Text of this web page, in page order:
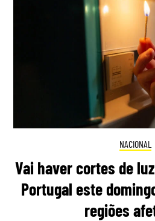
NACIONAL
Vai haver cortes de
Portugal este
regiões